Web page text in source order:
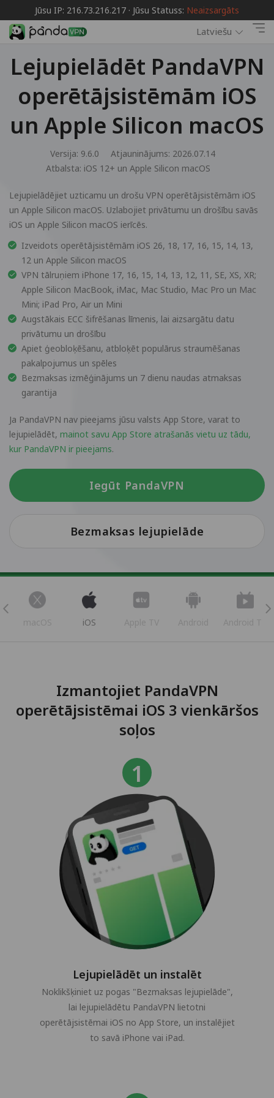
Jūsu IP: 216.73.216.217 · Jūsu Statuss: Neaizsargāts
Latviešu
Lejupielādēt PandaVPN
operētājsistēmām iOS
un Apple Silicon macOS
Versija: 9.6.0
Atjauninājums: 2026.07.14
Atbalsta: iOS 12+ un Apple Silicon macOS
Lejupielādējiet uzticamu un drošu VPN operētājsistēmām iOS
un Apple Silicon macOS. Uzlabojiet privātumu un drošību savās
iOS un Apple Silicon macOS ierīcēs.
Izveidots operētājsistēmām iOS 26, 18, 17, 16, 15, 14, 13,
12 un Apple Silicon macOS
VPN tālruņiem iPhone 17, 16, 15, 14, 13, 12, 11, SE, XS, XR;
Apple Silicon MacBook, iMac, Mac Studio, Mac Pro un Mac
Mini; iPad Pro, Air un Mini
Augstākais ECC šifrēšanas līmenis, lai aizsargātu datu
privātumu un drošību
Apiet ģeobloķēšanu, atbloķēt populārus straumēšanas
pakalpojumus un spēles
Bezmaksas izmēģinājums un 7 dienu naudas atmaksas
garantija
Ja PandaVPN nav pieejams jūsu valsts App Store, varat to
lejupielādēt, mainot savu App Store atrašanās vietu uz tādu,
kur PandaVPN ir pieejams.
Iegūt PandaVPN
Bezmaksas lejupielāde
macOS iOS Apple TV Android Android TV
Izmantojiet PandaVPN
operētājsistēmai iOS 3 vienkāršos
soļos
Lejupielādēt un instalēt
Noklikšķiniet uz pogas "Bezmaksas lejupielāde",
lai lejupielādētu PandaVPN lietotni
operētājsistēmai iOS no App Store, un instalējiet
to savā iPhone vai iPad.